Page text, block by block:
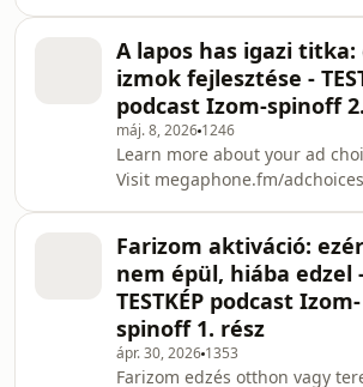
megaphone.fm/adchoices
A lapos has igazi titka:
izmok fejlesztése -
podcast Izom-spinoff
máj. 8, 2026 1246
Learn more about your ad
Visit megaphone.fm/adchoices
Farizom aktiváció:
nem épül, hiába edzel
TESTKÉP podcast Izom-
spinoff 1. rész
ápr. 30, 2026 1353
Farizom edzés otthon vagy